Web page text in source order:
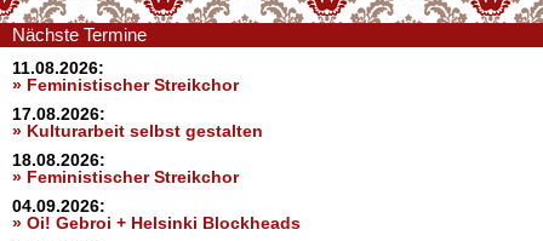
Nächste Termine
11.08.2026:
» Feministischer Streikchor
17.08.2026:
» Kulturarbeit selbst gestalten
18.08.2026:
» Feministischer Streikchor
04.09.2026:
» Oi! Gebroi + Helsinki Blockheads